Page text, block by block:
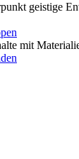
geistige
mit